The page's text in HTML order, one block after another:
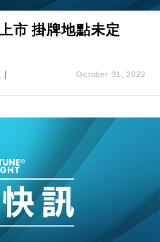
市 掛牌地點未定
| October 31, 2022